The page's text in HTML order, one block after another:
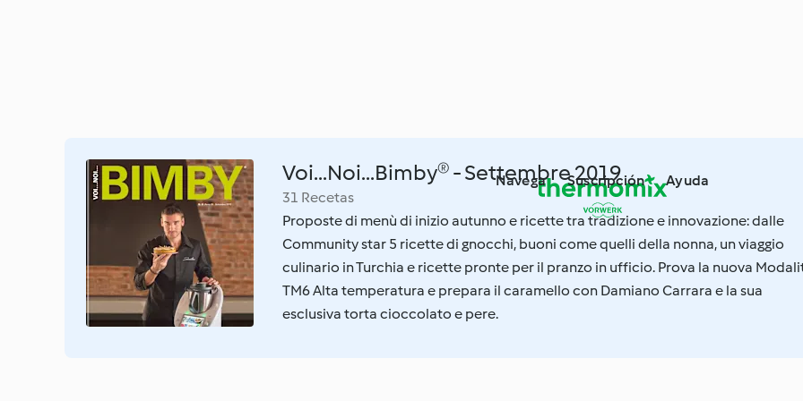
Navega Suscripción Ayuda
Voi...Noi...Bimby® - Settembre 2019
31 Recetas
Proposte di menù di inizio autunno e ricette tra tradizione e innovazione: dalle
Community star 5 ricette di gnocchi, buoni come quelli della nonna, un viaggio
culinario in Turchia e ricette pronte per il pranzo in ufficio. Prova la nuova
TM6 Alta temperatura e prepara il caramello con Damiano Carrara e la sua
esclusiva torta cioccolato e pere.